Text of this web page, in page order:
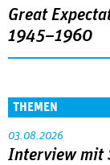
Great
1945–1960
THEMEN
03.08.2026
Interview mit